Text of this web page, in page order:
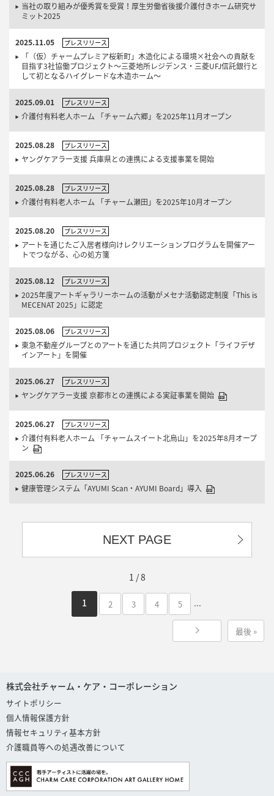
当社の取り組みが優秀賞を受賞！厚生労働省後援介護付きホーム研究サ
ミット2025
2025.11.05 プレスリリース
「（仮）チャームプレミア桜新町」木造化による環境×社会への貢献を
目指す3社協働プロジェクト～三菱地所レジデンス・三菱UFJ信託銀行と
して初となるハイグレードな木造ホーム～
2025.09.01 プレスリリース
介護付有料老人ホーム 「チャーム六郷」を2025年11月オープン
2025.08.28 プレスリリース
ヤングケアラー支援 兵庫県との連携による支援事業を開始
2025.08.28 プレスリリース
介護付有料老人ホーム 「チャーム瀬田」を2025年10月オープン
2025.08.20 プレスリリース
アートを通じたご入居者様向けレクリエーションプログラムを開催アー
トでつながる、心の処方箋
2025.08.12 プレスリリース
2025年度アートギャラリーホームの活動がメセナ活動認定制度「This is
MECENAT 2025」に認定
2025.08.06 プレスリリース
東急不動産グループとのアートを通じた共同プロジェクト「ライフデザ
インアート」を開催
2025.06.27 プレスリリース
ヤングケアラー支援 京都市との連携による実証事業を開始
2025.06.27 プレスリリース
介護付有料老人ホーム 「チャームスイート北烏山」を2025年8月オープ
ン
2025.06.26 プレスリリース
健康管理システム「AYUMI Scan・AYUMI Board」導入
NEXT PAGE
1 / 8
1 2 3 4 5 ...
最後 »
株式会社チャーム・ケア・コーポレーション
サイトポリシー
個人情報保護方針
情報セキュリティ基本方針
介護職員等への処遇改善について